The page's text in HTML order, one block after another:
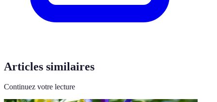
Articles similaires
Continuez votre lecture